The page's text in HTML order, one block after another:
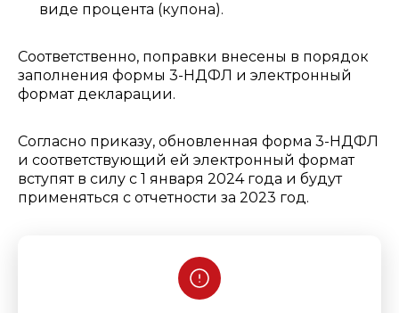
виде процента (купона).
Соответственно, поправки внесены в порядок
заполнения формы 3-НДФЛ и электронный
формат декларации.
Согласно приказу, обновленная форма 3-НДФЛ
и соответствующий ей электронный формат
вступят в силу с 1 января 2024 года и будут
применяться с отчетности за 2023 год.